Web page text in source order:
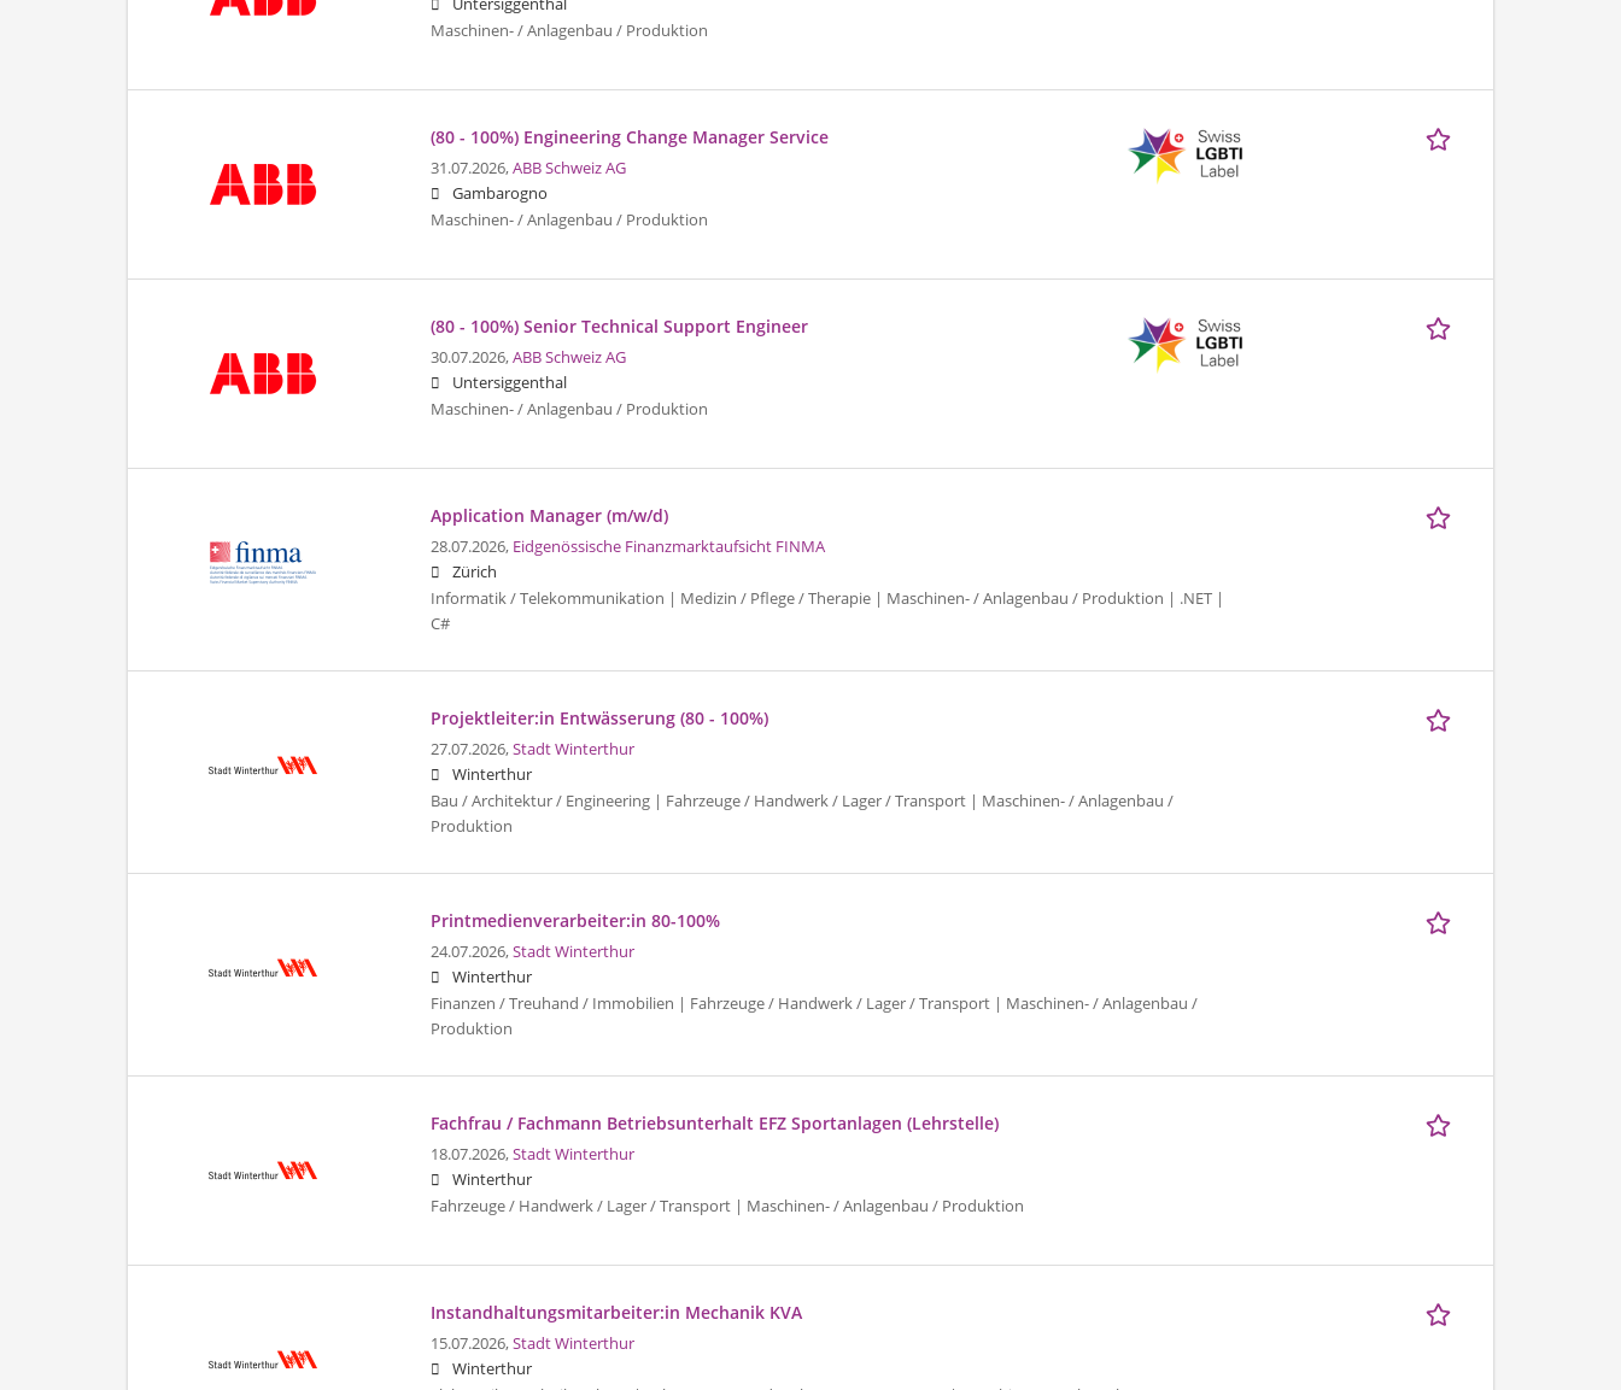
Untersiggenthal
Maschinen- / Anlagenbau / Produktion
(80 - 100%) Engineering Change Manager Service
31.07.2026,ABB Schweiz AG
Gambarogno
Maschinen- / Anlagenbau / Produktion
(80 - 100%) Senior Technical Support Engineer
30.07.2026,ABB Schweiz AG
Untersiggenthal
Maschinen- / Anlagenbau / Produktion
Application Manager (m/w/d)
28.07.2026, Eidgenössische Finanzmarktaufsicht FINMA
Zürich
Informatik / Telekommunikation | Medizin / Pflege / Therapie | Maschinen- / Anlagenbau / Produktion | .NET |
C#
Projektleiter:in Entwässerung (80 - 100%)
27.07.2026,Stadt Winterthur
Winterthur
Bau / Architektur / Engineering | Fahrzeuge / Handwerk / Lager / Transport | Maschinen- / Anlagenbau /
Produktion
Printmedienverarbeiter:in 80-100%
24.07.2026,Stadt Winterthur
Winterthur
Finanzen / Treuhand / Immobilien | Fahrzeuge / Handwerk / Lager / Transport | Maschinen- / Anlagenbau /
Produktion
Fachfrau / Fachmann Betriebsunterhalt EFZ Sportanlagen (Lehrstelle)
18.07.2026,Stadt Winterthur
Winterthur
Fahrzeuge / Handwerk / Lager / Transport | Maschinen- / Anlagenbau / Produktion
Instandhaltungsmitarbeiter:in Mechanik KVA
15.07.2026,Stadt Winterthur
Winterthur